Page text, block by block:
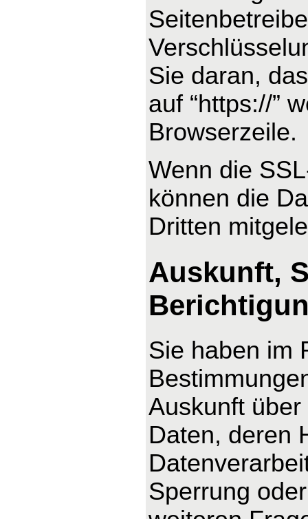
Sie daran,
auf “https://”
Browserzeile.
Wenn die
können die
Dritten
Auskunft,
Sie haben im
Auskunft
Daten, deren
Sperrung